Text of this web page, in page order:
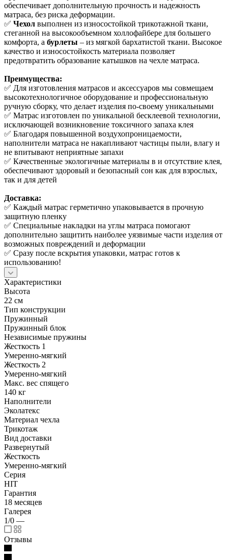
обеспечивает дополнительную прочность и надежность
матраса, без риска деформации.
✅ Чехол выполнен из износостойкой трикотажной ткани,
стеганной на высокообъемном холлофайбере для большего
комфорта, а бурлеты – из мягкой бархатистой ткани. Высокое
качество и износостойкость материала позволяет
предотвратить образование катышков на чехле матраса.
Преимущества:
✅ Для изготовления матрасов и аксессуаров мы совмещаем
высокотехнологичное оборудование и профессиональную
ручную сборку, что делает изделия по-своему уникальными
✅ Матрас изготовлен по уникальной бесклеевой технологии,
исключающей возникновение токсичного запаха клея
✅ Благодаря повышенной воздухопроницаемости,
наполнители матраса не накапливают частицы пыли, влагу и
не впитывают неприятные запахи
✅ Качественные экологичные материалы в и отсутствие клея,
обеспечивают здоровый и безопасный сон как для взрослых,
так и для детей
Доставка:
✅ Каждый матрас герметично упаковывается в прочную
защитную пленку
✅ Специальные накладки на углы матраса помогают
дополнительно защитить наиболее уязвимые части изделия от
возможных повреждений и деформации
✅ Сразу после вскрытия упаковки, матрас готов к
использованию!
Характеристики
Высота
22 см
Тип конструкции
Пружинный
Пружинный блок
Независимые пружины
Жесткость 1
Умеренно-мягкий
Жесткость 2
Умеренно-мягкий
Макс. вес спящего
140 кг
Наполнители
Эколатекс
Материал чехла
Трикотаж
Вид доставки
Развернутый
Жесткость
Умеренно-мягкий
Серия
HIT
Гарантия
18 месяцев
Галерея
1/0 —
Отзывы